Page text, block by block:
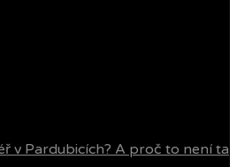
v Pardubicích? A proč to není ta